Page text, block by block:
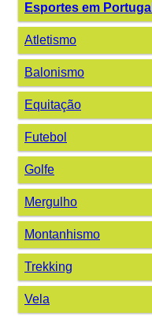
Esportes em Portugal
Atletismo
Balonismo
Equitação
Futebol
Golfe
Mergulho
Montanhismo
Trekking
Vela